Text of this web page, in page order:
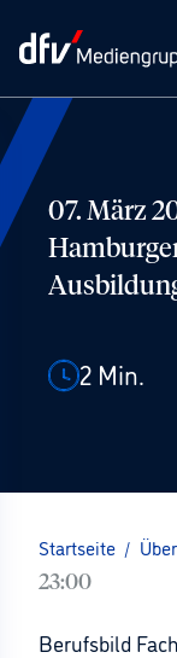
07. März
2 Min.
Startseite /
23:00
Berufsbild